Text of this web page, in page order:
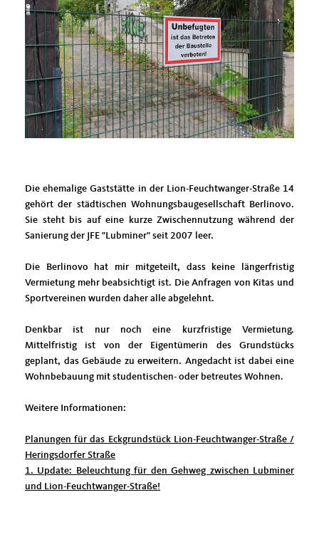
Die ehemalige Gaststätte in der Lion-Feuchtwanger-Straße 14
gehört der städtischen Wohnungsbaugesellschaft Berlinovo.
Sie steht bis auf eine kurze Zwischennutzung während der
Sanierung der JFE "Lubminer" seit 2007 leer.
Die Berlinovo hat mir mitgeteilt, dass keine längerfristig
Vermietung mehr beabsichtigt ist. Die Anfragen von Kitas und
Sportvereinen wurden daher alle abgelehnt.
Denkbar ist nur noch eine kurzfristige Vermietung.
Mittelfristig ist von der Eigentümerin des Grundstücks
geplant, das Gebäude zu erweitern. Angedacht ist dabei eine
Wohnbebauung mit studentischen- oder betreutes Wohnen.
Weitere Informationen:
Planungen für das Eckgrundstück Lion-Feuchtwanger-Straße /
Heringsdorfer Straße
1. Update: Beleuchtung für den Gehweg zwischen Lubminer
und Lion-Feuchtwanger-Straße!